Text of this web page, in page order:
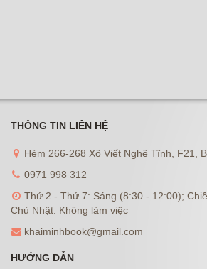
THÔNG TIN LIÊN HỆ
Hẻm 266-268 Xô Viết Nghệ Tĩnh, F21,
0971 998 312
Thứ 2 - Thứ 7: Sáng (8:30 - 12:00);
Chủ Nhật: Không làm việc
khaiminhbook@gmail.com
HƯỚNG DẪN